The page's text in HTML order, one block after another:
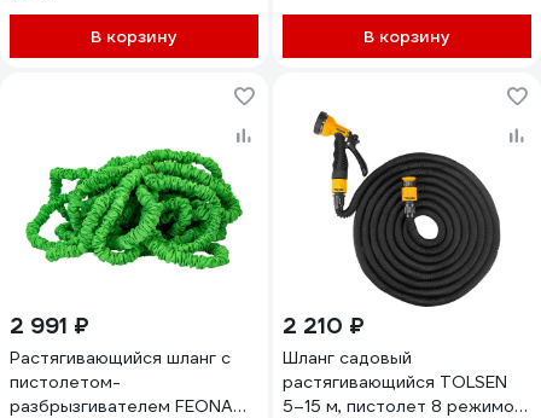
В корзину В корзину
2 991 ₽
Растягивающийся шланг с
пистолетом-
разбрызгивателем FEONA
2 210 ₽
Шланг садовый
растягивающийся TOLSEN
5–15 м, пистолет 8 режимов,